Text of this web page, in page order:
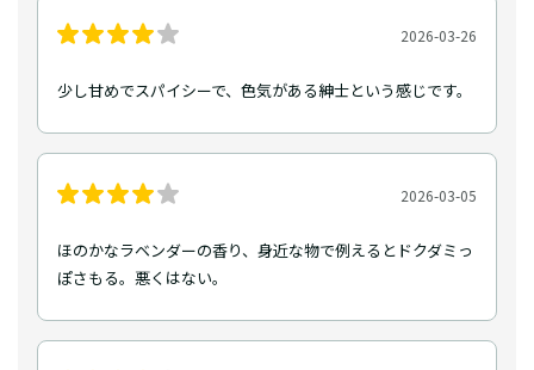
2026-03-26
少し甘めでスパイシーで、色気がある紳士という感じです。
2026-03-05
ほのかなラベンダーの香り、身近な物で例えるとドクダミっ
ぽさもる。悪くはない。